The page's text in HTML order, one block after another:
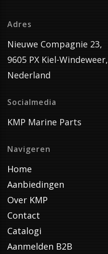
Adres
Nieuwe Compagnie 23,
9605 PX Kiel-Windeweer,
Nederland
Socialmedia
KMP Marine Parts
Navigeren
Home
Aanbiedingen
Over KMP
Contact
Catalogi
Aanmelden B2B